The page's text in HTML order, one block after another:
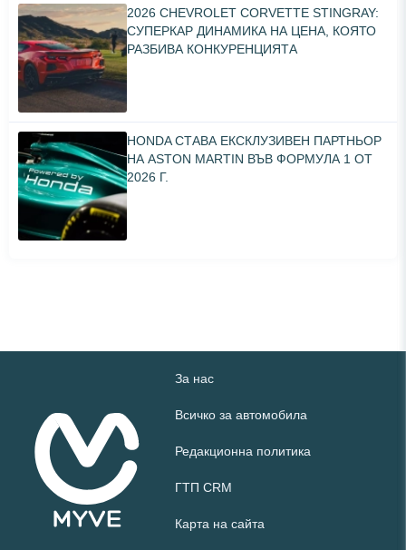
2026 CHEVROLET CORVETTE STINGRAY:
СУПЕРКАР ДИНАМИКА НА ЦЕНА, КОЯТО
РАЗБИВА КОНКУРЕНЦИЯТА
HONDA СТАВА ЕКСКЛУЗИВЕН ПАРТНЬОР
НА ASTON MARTIN ВЪВ ФОРМУЛА 1 ОТ
2026 Г.
За нас
Всичко за автомобила
Редакционна политика
ГТП CRM
Карта на сайта